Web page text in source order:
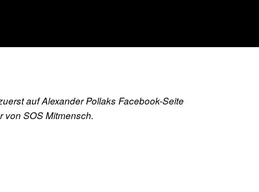
auf Alexander Pollaks Facebook-Seite
von SOS Mitmensch.